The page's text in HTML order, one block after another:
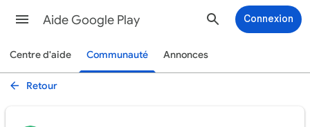
Aide Google Play Connexion
Centre d'aide Communauté Annonces
Retour